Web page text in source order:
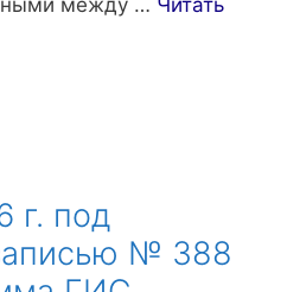
г. под
№ 388